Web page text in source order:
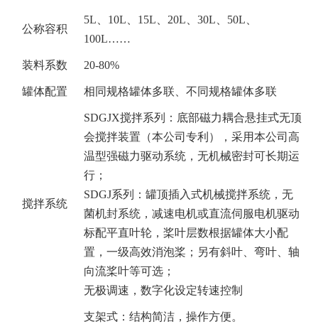
公称容积
5L 、10L、15L、20L、30L、50L、
100L……
装料系数 20-80%
罐体配置 相同规格罐体多联、不同规格罐体多联
搅拌系统
SDGJX搅拌系列：底部磁力耦合悬挂式无顶
会搅拌装置（本公司专利），采用本公司高
温型强磁力驱动系统，无机械密封可长期运
行；
SDGJ系列：罐顶插入式机械搅拌系统，无
菌机封系统，减速电机或直流伺服电机驱动
标配平直叶轮，桨叶层数根据罐体大小配
置，一级高效消泡桨；另有斜叶、弯叶、轴
向流桨叶等可选；
无极调速，数字化设定转速控制
支架式：结构简洁，操作方便。